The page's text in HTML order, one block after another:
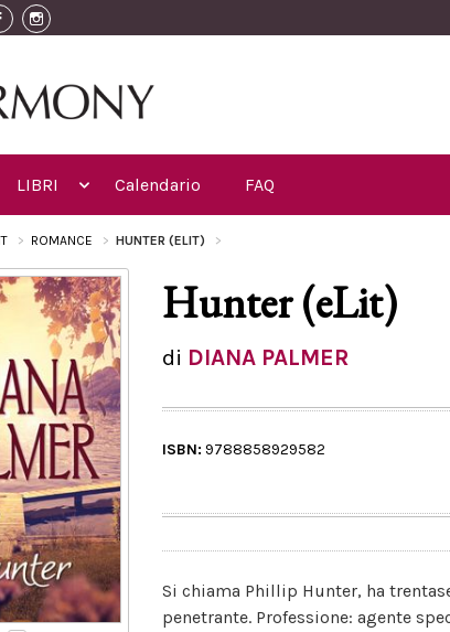
LIBRI Calendario FAQ
ROMANCE HUNTER (ELIT)
Hunter (eLit)
di DIANA PALMER
ISBN: 9788858929582
Si chiama Phillip Hunter, ha
penetrante. Professione: agente